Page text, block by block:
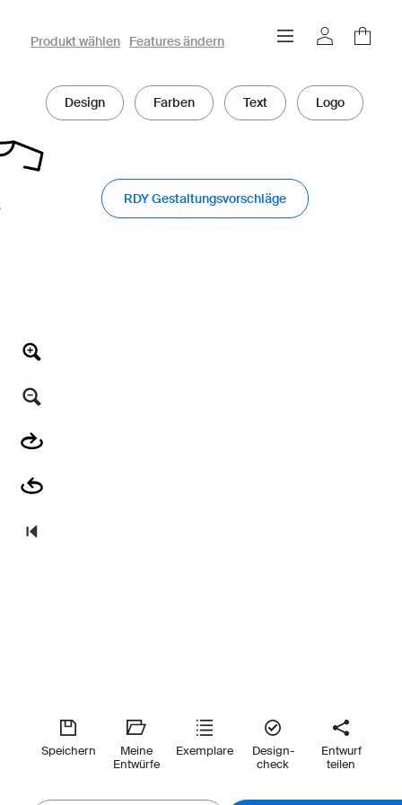
owayo 3D-Konfigurator
Produkt wählen Features ändern
Design Farben Text Logo
RDY Gestaltungsvorschläge
Speichern
Meine
Entwürfe
Exemplare
Design-
check
Entwurf
teilen